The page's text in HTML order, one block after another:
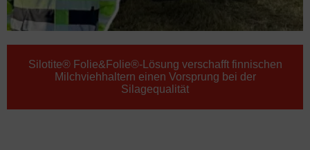
Silotite® Folie&Folie®-Lösung verschafft finnischen
Milchviehhaltern einen Vorsprung bei der
Silagequalität